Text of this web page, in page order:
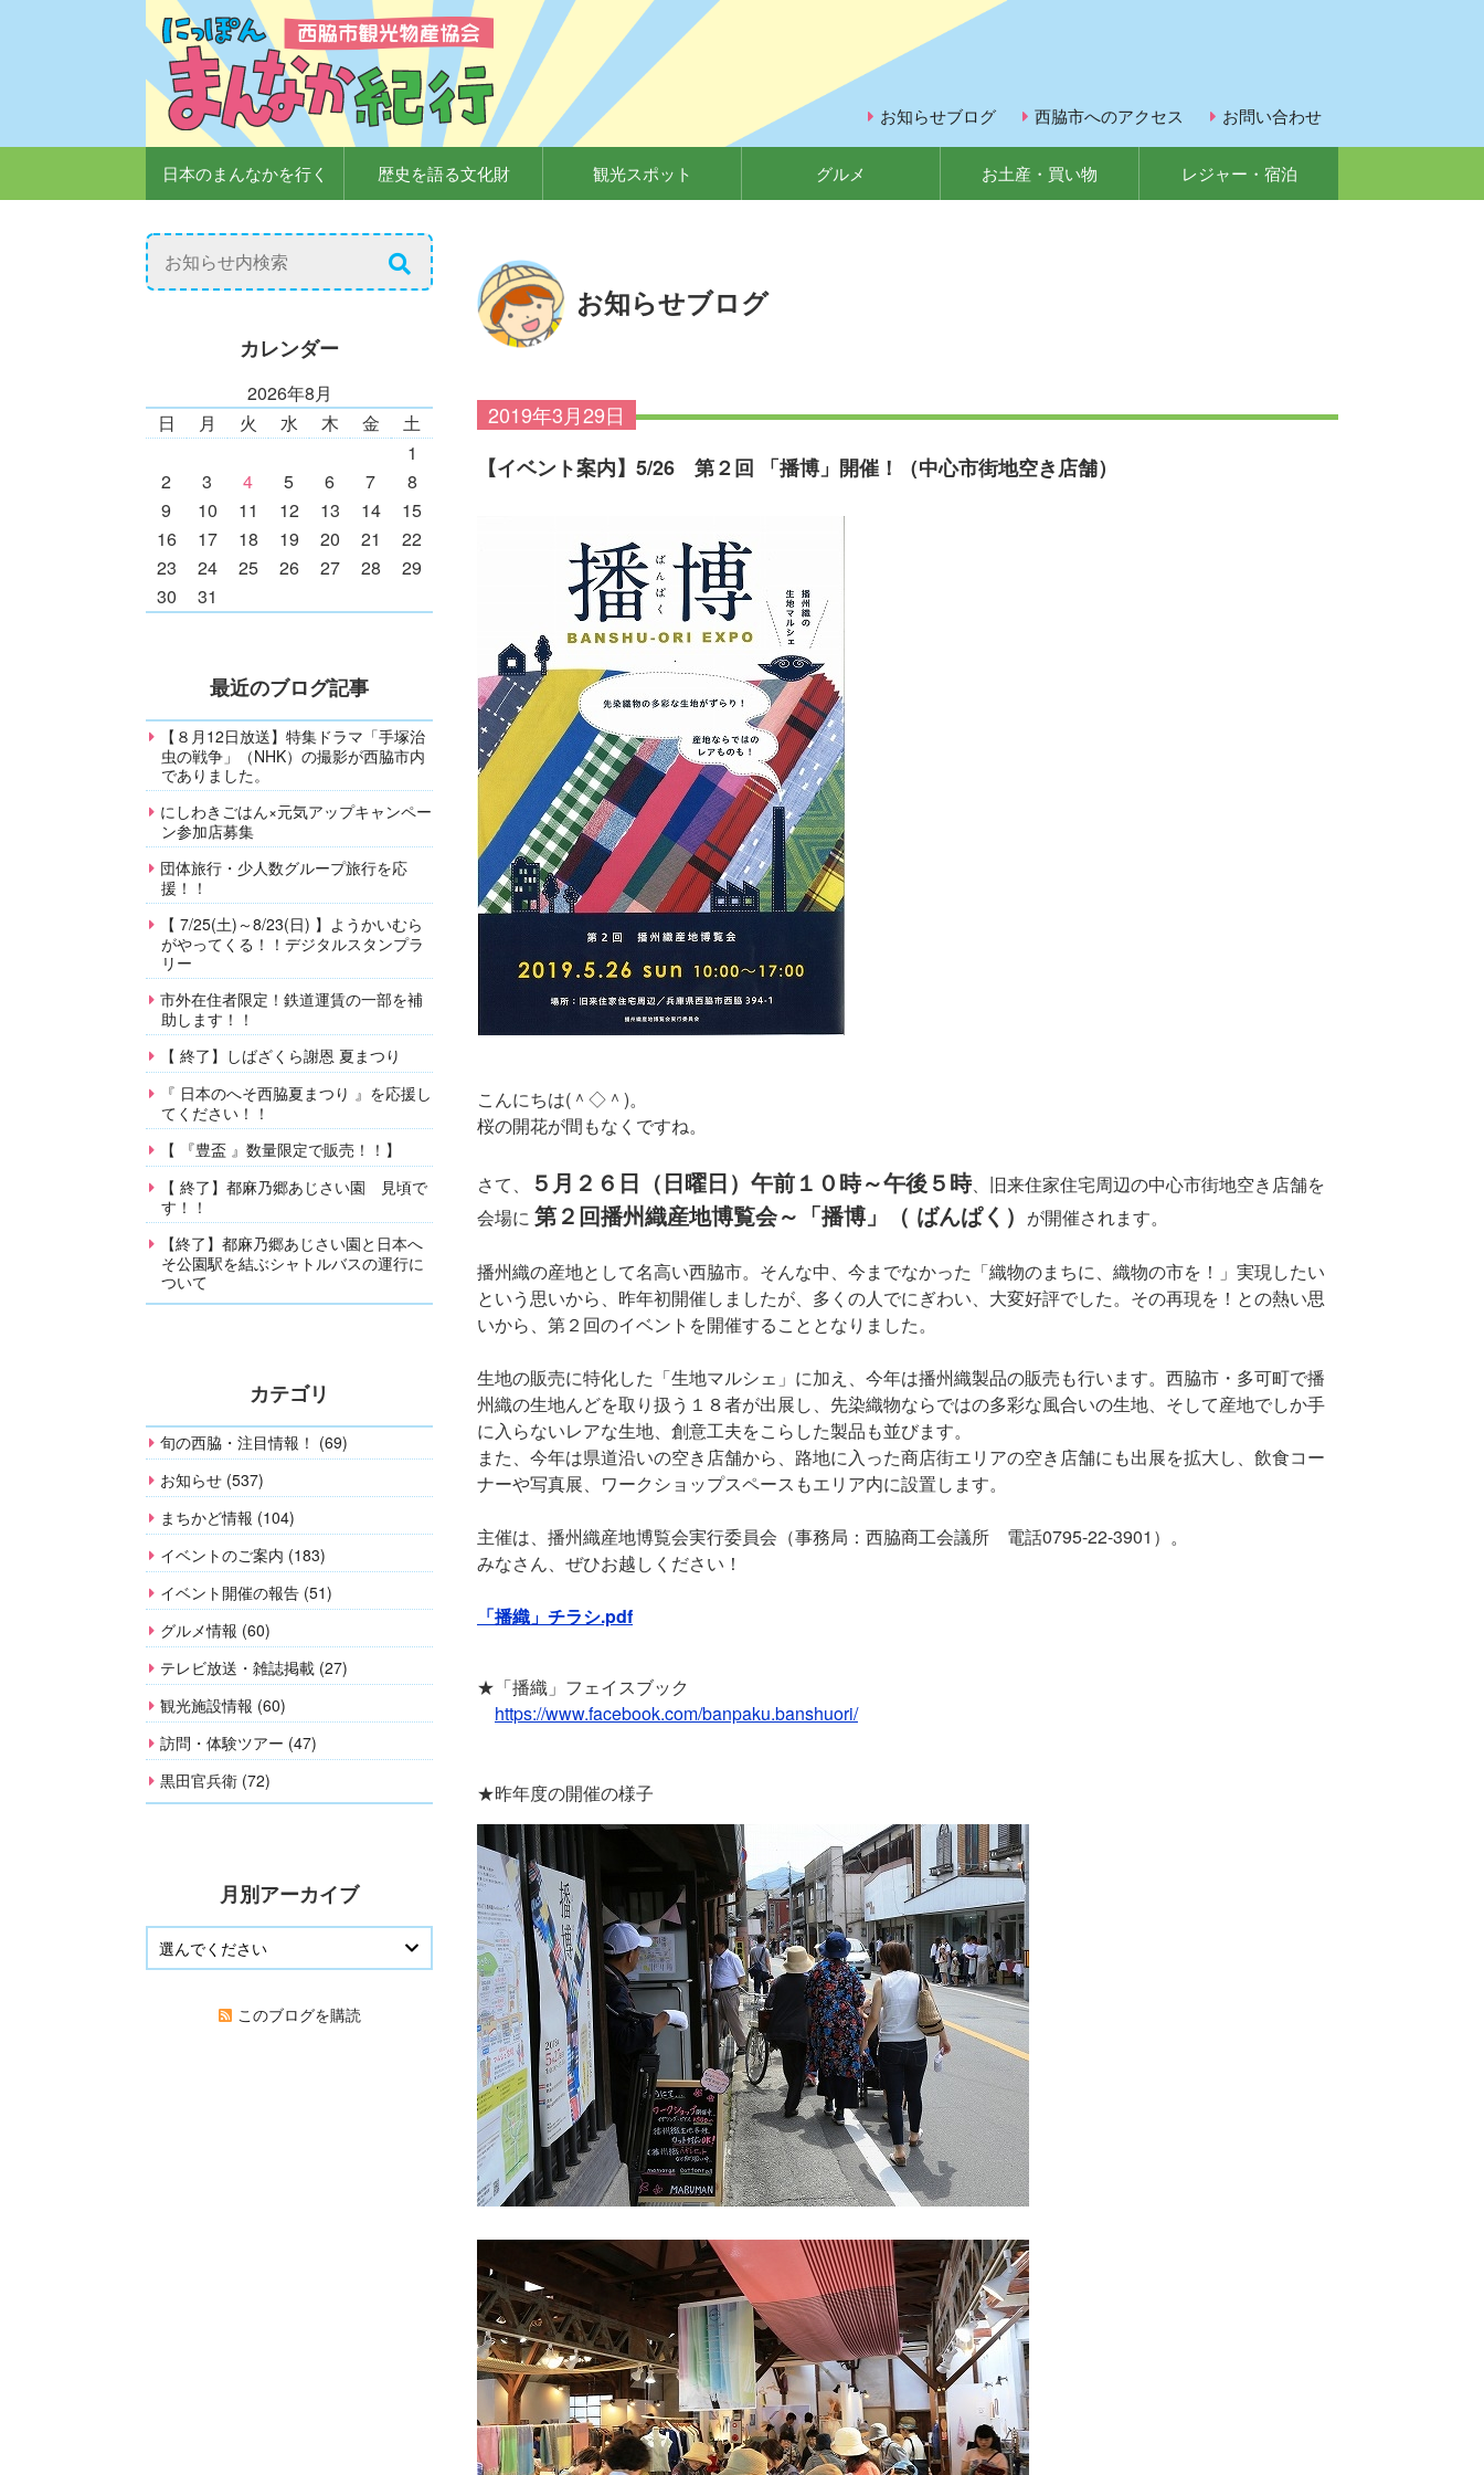
日本のまんなかを行く 歴史を語る文化財 観光スポット グルメ お土産・買い物 レジャー・宿泊
お知らせブログ 西脇市へのアクセス お問い合わせ
お知らせブログ
【イベント案内】5/26 第２回 「播博」開催！（中心市街地空き店舗）
2019年3月29日
こんにちは(＾◇＾)。
桜の開花が間もなくですね。
さて、 ５月２６日（日曜日）午前１０時～午後５時、旧来住家住宅周辺の中心市街地空き店舗を
会場に 第２回播州織産地博覧会～「播博」（ ばんぱく） が開催されます。
播州織の産地として名高い西脇市。そんな中、今までなかった「織物のまちに、織物の市を！」実現したい
という思いから、昨年初開催しましたが、多くの人でにぎわい、大変好評でした。その再現を！との熱い思
いから、第２回のイベントを開催することとなりました。
生地の販売に特化した「生地マルシェ」に加え、今年は播州織製品の販売も行います。西脇市・多可町で播
州織の生地んどを取り扱う１８者が出展し、先染織物ならではの多彩な風合いの生地、そして産地でしか手
に入らないレアな生地、創意工夫をこらした製品も並びます。
また、今年は県道沿いの空き店舗から、路地に入った商店街エリアの空き店舗にも出展を拡大し、飲食コー
ナーや写真展、ワークショップスペースもエリア内に設置します。
主催は、播州織産地博覧会実行委員会（事務局：西脇商工会議所 電話0795-22-3901）。
みなさん、ぜひお越しください！
「播織」チラシ.pdf
★「播織」フェイスブック
https://www.facebook.com/banpaku.banshuori/
★昨年度の開催の様子
カレンダー
2026年8月
日
月 火 水 木 金
土
1
2
3 4 5 6 7
8
9
10 11 12 13 14
15
16
17 18 19 20 21
22
23
24 25 26 27 28
29
30
31
最近のブログ記事
【８月12日放送】特集ドラマ「手塚治
虫の戦争」（NHK）の撮影が西脇市内
でありました。
にしわきごはん×元気アップキャンペー
ン参加店募集
団体旅行・少人数グループ旅行を応
援！！
【 7/25(土)～8/23(日) 】ようかいむら
がやってくる！！デジタルスタンプラ
リー
市外在住者限定！鉄道運賃の一部を補
助します！！
【 終了】しばざくら謝恩 夏まつり
『 日本のへそ西脇夏まつり 』を応援し
てください！！
【 『豊盃 』数量限定で販売！！】
【 終了】都麻乃郷あじさい園 見頃で
す！！
【終了】都麻乃郷あじさい園と日本へ
そ公園駅を結ぶシャトルバスの運行に
ついて
カテゴリ
旬の西脇・注目情報！ (69)
お知らせ (537)
まちかど情報 (104)
イベントのご案内 (183)
イベント開催の報告 (51)
グルメ情報 (60)
テレビ放送・雑誌掲載 (27)
観光施設情報 (60)
訪問・体験ツアー (47)
黒田官兵衛 (72)
月別アーカイブ
このブログを購読